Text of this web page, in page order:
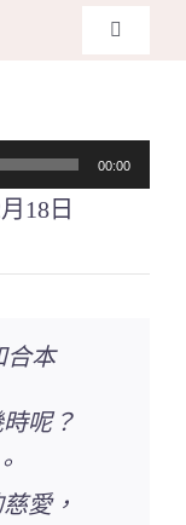
00:00
18日
本
呢？
愛，